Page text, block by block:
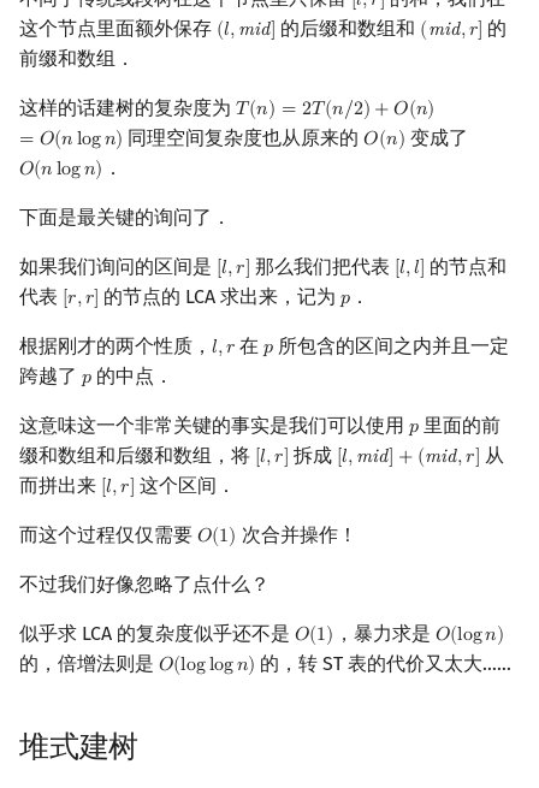
Min_25 筛
洲阁筛
类欧几里德算法
连分数
Stern–Brocot 树与 Farey
Pell 方程
矩阵树定理
LGV 引理
最大团搜索算法
支配树
图上随机游走
这个节点里面额外保存 (𝑙,mid]
(l,mid] 的后缀和数组和 (mid,𝑟]
(mid,r] 的
前缀和数组．
这样的话建树的复杂度为 𝑇 (𝑛) = 2𝑇(𝑛/2) +𝑂(𝑛)
= 𝑂(𝑛log𝑛)
T(n)= 2T (n/2)+O(n)= O(nlog
同理空间复杂度也从原来的𝑂(𝑛)
O(n) 变成了
𝑂(𝑛log𝑛)
O(nlogn) ．
下面是最关键的询问了．
如果我们询问的区间是 [𝑙,𝑟]
[l,r] 那么我们把代表 [𝑙,𝑙]
[l,l] 的节点和
代表 [𝑟,𝑟]
[r,r] 的节点的 LCA 求出来，记为𝑝
p ．
根据刚才的两个性质， 𝑙,𝑟
l,r 在𝑝
p 所包含的区间之内并且一定
跨越了 𝑝
p 的中点．
这意味这一个非常关键的事实是我们可以使用 𝑝
p 里面的前
缀和数组和后缀和数组，将 [𝑙,𝑟]
[l,r] 拆成 [𝑙,mid] + (mid,𝑟]
[l, mid] +(mid,r]
从
而拼出来 [𝑙,𝑟]
[l,r] 这个区间．
而这个过程仅仅需要 𝑂(1)
O(1) 次合并操作！
不过我们好像忽略了点什么？
似乎求 LCA 的复杂度似乎还不是 𝑂(1)
O(1) ，暴力求是 𝑂(log𝑛)
O(logn)
的，倍增法则是 𝑂(loglog𝑛)
O(loglogn) 的，转 ST 表的代价又太大……
堆式建树